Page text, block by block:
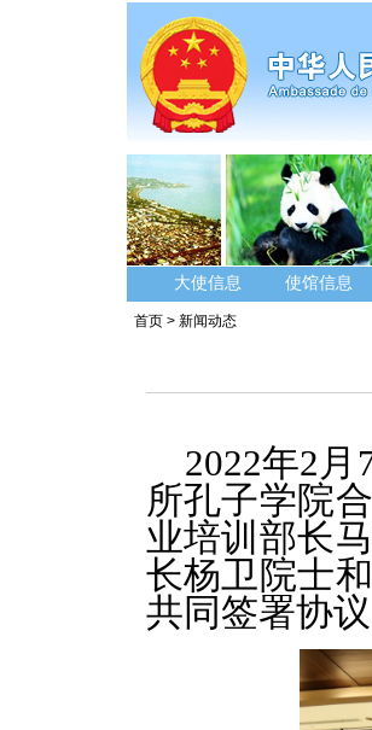
大使信息 使馆信息
首页 > 新闻动态
2022年2
所孔子学院
业培训部长
长杨卫院士
共同签署协议